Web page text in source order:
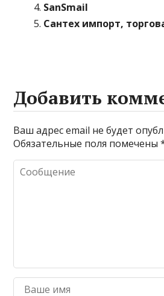
SanSmail
Сантех импорт,
Добавить
Ваш адрес email не будет
Обязательные поля помечены